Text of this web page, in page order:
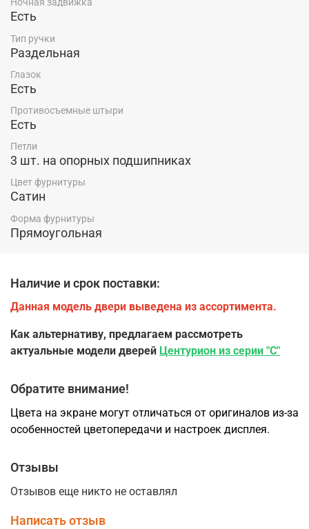
Ночная задвижка
Есть
Тип ручки
Раздельная
Глазок
Есть
Противосъемные штыри
Есть
Петли
3 шт. на опорных подшипниках
Цвет фурнитуры
Сатин
Форма фурнитуры
Прямоугольная
Наличие и срок поставки:
Данная модель двери выведена из ассортимента.
Как альтернативу, предлагаем рассмотреть
актуальные модели дверей Центурион из серии "С"
Обратите внимание!
Цвета на экране могут отличаться от оригиналов из-за
особенностей цветопередачи и настроек дисплея.
Отзывы
Отзывов еще никто не оставлял
Написать отзыв